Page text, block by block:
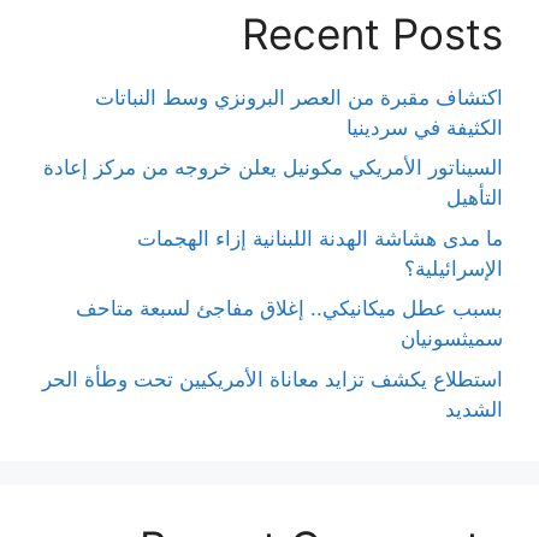
Recent Posts
اكتشاف مقبرة من العصر البرونزي وسط النباتات
الكثيفة في سردينيا
السيناتور الأمريكي مكونيل يعلن خروجه من مركز إعادة
التأهيل
ما مدى هشاشة الهدنة اللبنانية إزاء الهجمات
الإسرائيلية؟
بسبب عطل ميكانيكي.. إغلاق مفاجئ لسبعة متاحف
سميثسونيان
استطلاع يكشف تزايد معاناة الأمريكيين تحت وطأة الحر
الشديد